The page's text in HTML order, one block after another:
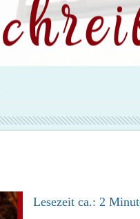
Lesezeit ca.: 2